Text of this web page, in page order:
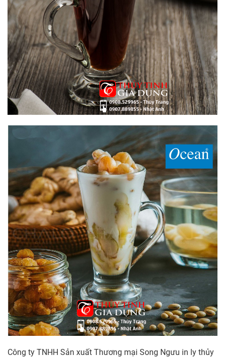
Công ty TNHH Sản xuất Thương mại Song Ngưu in ly thủy